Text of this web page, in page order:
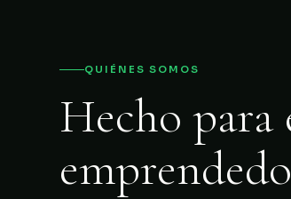
QUIÉNES SOMOS
Hecho para